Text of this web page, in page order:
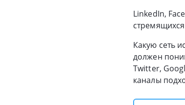
LinkedIn,
Какую сеть
должен
Twitter,
каналы